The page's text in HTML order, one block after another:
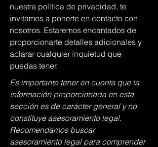
nuestra política de privacidad, te
invitamos a ponerte en contacto con
nosotros. Estaremos encantados de
proporcionarte detalles adicionales y
aclarar cualquier inquietud que
puedas tener.
Es importante tener en cuenta que la
información proporcionada en esta
sección es de carácter general y no
constituye asesoramiento legal.
Recomendamos buscar
asesoramiento legal para comprender